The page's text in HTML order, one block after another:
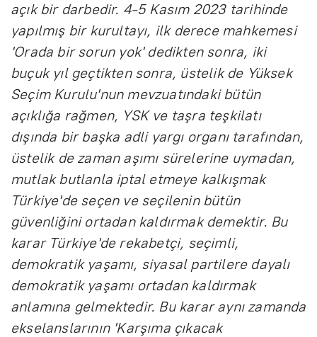
açık bir darbedir. 4-5 Kasım 2023 tarihinde
yapılmış bir kurultayı, ilk derece mahkemesi
'Orada bir sorun yok' dedikten sonra, iki
buçuk yıl geçtikten sonra, üstelik de Yüksek
Seçim Kurulu'nun mevzuatındaki bütün
açıklığa rağmen, YSK ve taşra teşkilatı
dışında bir başka adli yargı organı tarafından,
üstelik de zaman aşımı sürelerine uymadan,
mutlak butlanla iptal etmeye kalkışmak
Türkiye'de seçen ve seçilenin bütün
güvenliğini ortadan kaldırmak demektir. Bu
karar Türkiye'de rekabetçi, seçimli,
demokratik yaşamı, siyasal partilere dayalı
demokratik yaşamı ortadan kaldırmak
anlamına gelmektedir. Bu karar aynı zamanda
ekselanslarının 'Karşıma çıkacak